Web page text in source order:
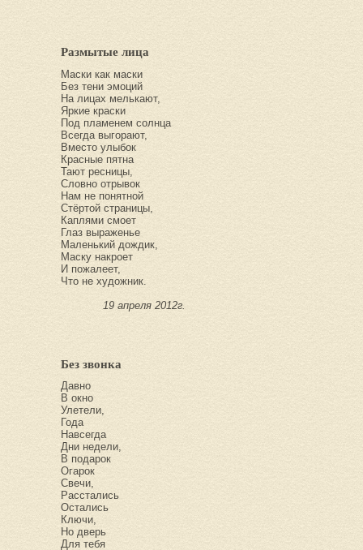
Размытые лица
Маски как маски
Без тени эмоций
На лицах мелькают,
Яркие краски
Под пламенем солнца
Всегда выгорают,
Вместо улыбок
Красные пятна
Тают ресницы,
Словно отрывок
Нам не понятной
Стёртой страницы,
Каплями смоет
Глаз выраженье
Маленький дождик,
Маску накроет
И пожалеет,
Что не художник.
19 апреля 2012г.
Без звонка
Давно
В окно
Улетели,
Года
Навсегда
Дни недели,
В подарок
Огарок
Свечи,
Расстались
Остались
Ключи,
Но дверь
Для тебя